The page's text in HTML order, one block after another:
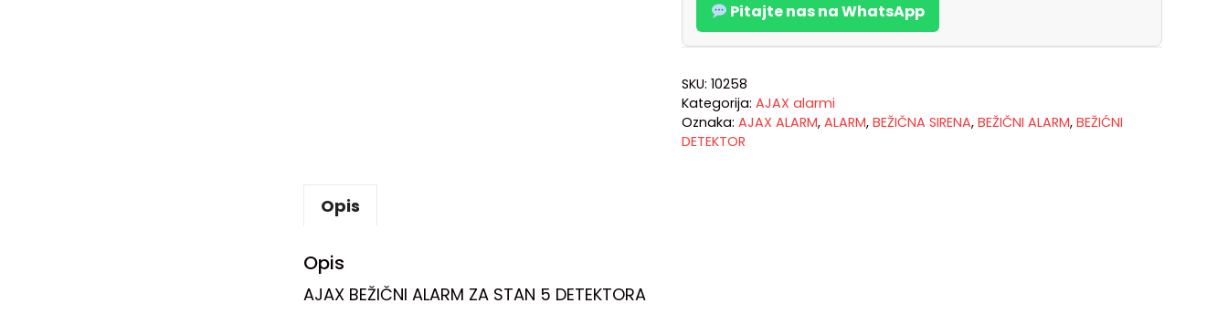
Pitajte nas na WhatsApp
SKU: 10258
Kategorija: AJAX alarmi
Oznaka: AJAX ALARM, ALARM, BEŽIČNA SIRENA, BEŽIČNI ALARM, BEŽIĆNI
DETEKTOR
Opis
Opis
AJAX BEŽIČNI ALARM ZA STAN 5 DETEKTORA